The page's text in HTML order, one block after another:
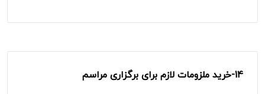
14- خرید ملزومات لازم برای برگزاری مراسم